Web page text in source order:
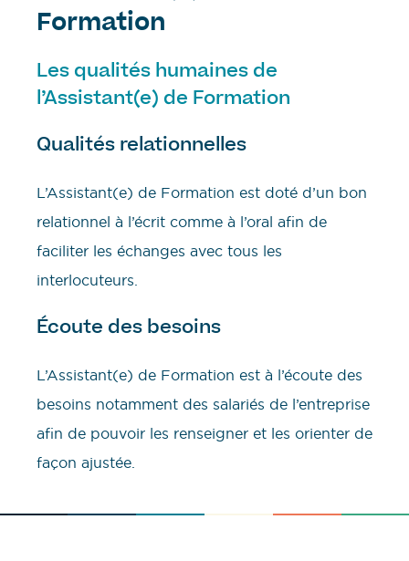
Formation
Les qualités humaines de
l’Assistant(e) de Formation
Qualités relationnelles
L’Assistant(e) de Formation est doté d’un bon
relationnel à l’écrit comme à l’oral afin de
faciliter les échanges avec tous les
interlocuteurs.
Écoute des besoins
L’Assistant(e) de Formation est à l’écoute des
besoins notamment des salariés de l’entreprise
afin de pouvoir les renseigner et les orienter de
façon ajustée.